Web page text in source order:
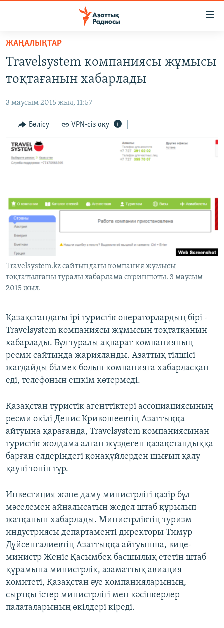
Skip
main
content
to
Navigation
Search
ЖАҢАЛЫҚТАР
ҚАҢТАР ОҚИҒАСЫ
АДАМ ҚҰҚЫҚТАРЫ
ӘЛЕУМЕТ
ӘЛЕМ
Русский
ЖАЗЫЛЫҢЫЗ
Басқа тілдерде
ЖАҢАЛЫҚТАР
Travelsystem компаниясы жұмысы
тоқтағанын хабарлады
3 маусым 2015 жыл, 11:57
Бөлісу VPN-сіз оқу
Travelsystem.kz сайтындағы компания жұмысы
тоқтатылғаны туралы хабарлама скриншоты. 3 маусым
2015 жыл.
Қазақстандағы ірі туристік операторлардың бірі -
Travelsystem компаниясы жұмысын тоқтатқанын
хабарлады. Бұл туралы ақпарат компанияның
ресми сайтында жарияланды. Азаттық тілшісі
жағдайды білмек болып компанияға хабарласқан
еді, телефонын ешкім көтермеді.
Қазақстан туристік агенттіктері ассоциациясының
ресми өкілі Денис Кривошеевтің Азаттыққа
айтуына қарағанда, Travelsystem компаниясынан
туристік жолдама алған жүздеген қазақстандыққа
барған елдеріндегі қонақүйлерден шығып қалу
қаупі төніп тұр.
Инвестиция және даму министрлігі қазір бұл
мәселемен айналысатын жедел штаб құрылып
жатқанын хабарлады. Министрліктің туризм
индустриясы департаменті директоры Тимур
Дүйсенғалиевтің Азаттыққа айтуынша, вице-
министр Женіс Қасымбек басшылық ететін штаб
құрамына министрлік, азаматтық авиация
комитеті, Қазақстан әуе компанияларының,
сыртқы істер министрлігі мен кәсіпкерлер
палаталарының өкілдері кіреді.